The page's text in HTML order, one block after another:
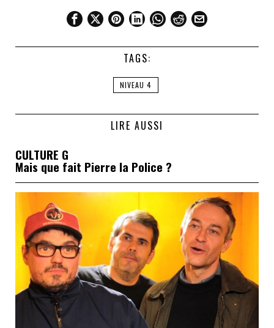
TAGS:
NIVEAU 4
LIRE AUSSI
CULTURE G
Mais que fait Pierre la Police ?